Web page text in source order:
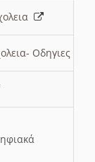
Οδηγιες